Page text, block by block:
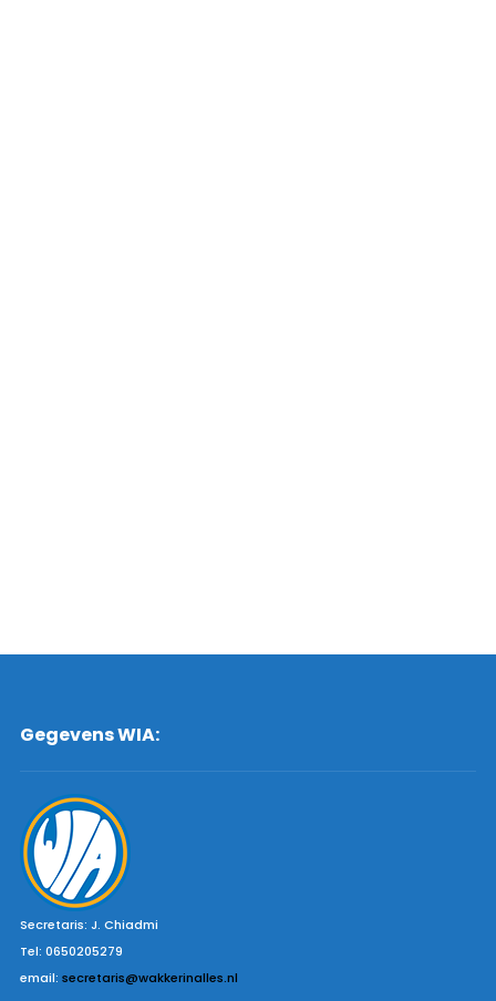
Gegevens WIA:
Secretaris: J. Chiadmi
Tel: 0650205279
email: secretaris@wakkerinalles.nl